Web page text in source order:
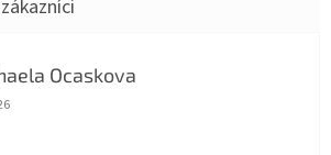
Ocaskova
obchodu je 5 z 5 hvězdiček.